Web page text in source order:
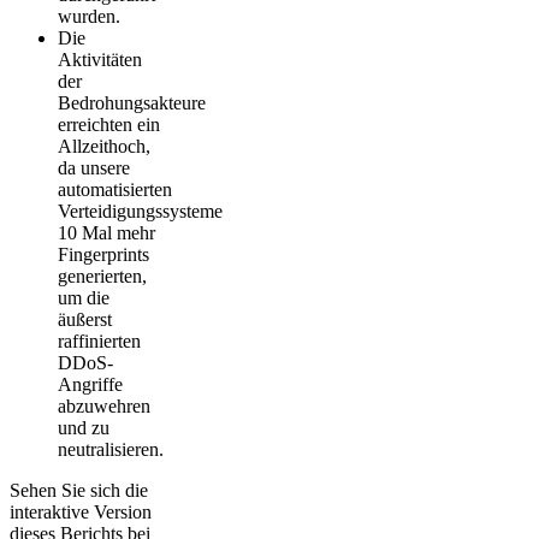
wurden.
Die
Aktivitäten
der
Bedrohungsakteure
erreichten ein
Allzeithoch,
da unsere
automatisierten
Verteidigungssysteme
10 Mal mehr
Fingerprints
generierten,
um die
äußerst
raffinierten
DDoS-
Angriffe
abzuwehren
und zu
neutralisieren.
Sehen Sie sich die
interaktive Version
dieses Berichts bei